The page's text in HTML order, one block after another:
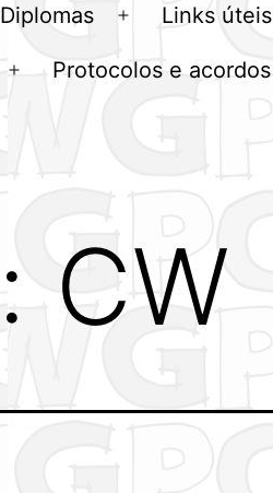
Diplomas
AbrirLinks úteis
AbrirProtocolos e acordos
CW